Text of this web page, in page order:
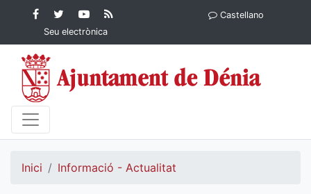
Contingut principalFacebook
Ajuntament de Dénia
Twitter
Ajuntament de
Dénia
YouTube
Ajuntament
de Dénia
Ajuntament
Seu electrònica
Castellano
Inici Informació - Actualitat